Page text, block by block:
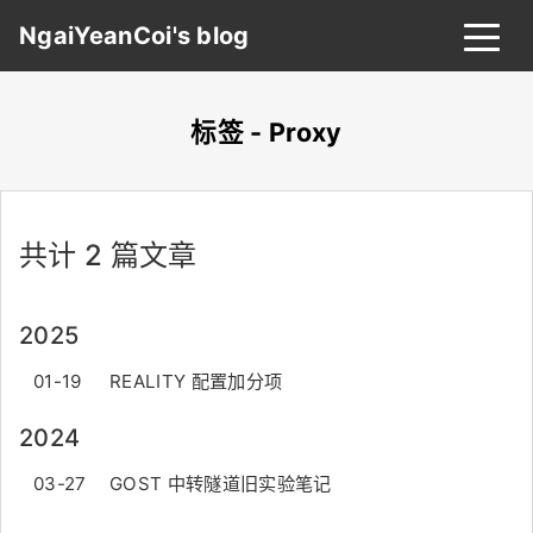
NgaiYeanCoi's blog
归档
标签
搜索 关灯
标签 - Proxy
共计 2 篇文章
2025
01-19 REALITY 配置加分项
2024
03-27 GOST 中转隧道旧实验笔记